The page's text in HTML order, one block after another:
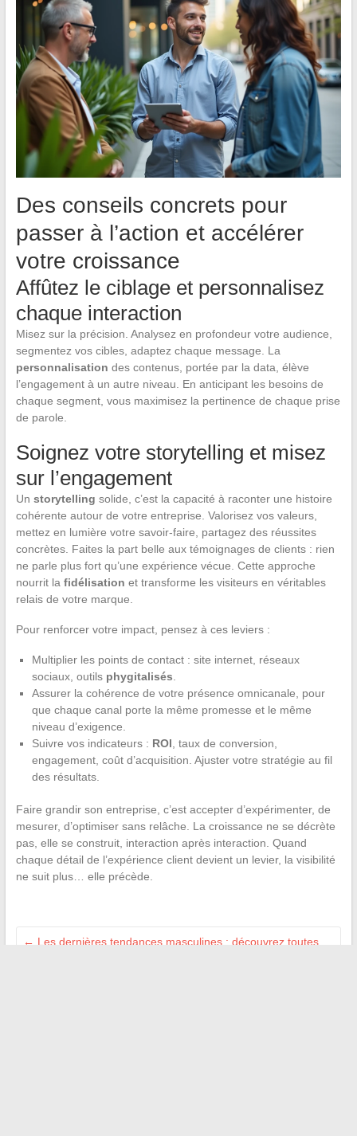
Des conseils concrets pour
passer à l’action et accélérer
votre croissance
Affûtez le ciblage et personnalisez
chaque interaction
Misez sur la précision. Analysez en profondeur votre audience,
segmentez vos cibles, adaptez chaque message. La
personnalisation des contenus, portée par la data, élève
l’engagement à un autre niveau. En anticipant les besoins de
chaque segment, vous maximisez la pertinence de chaque prise
de parole.
Soignez votre storytelling et misez
sur l’engagement
Un storytelling solide, c’est la capacité à raconter une histoire
cohérente autour de votre entreprise. Valorisez vos valeurs,
mettez en lumière votre savoir-faire, partagez des réussites
concrètes. Faites la part belle aux témoignages de clients : rien
ne parle plus fort qu’une expérience vécue. Cette approche
nourrit la fidélisation et transforme les visiteurs en véritables
relais de votre marque.
Pour renforcer votre impact, pensez à ces leviers :
Multiplier les points de contact : site internet, réseaux
sociaux, outils phygitalisés
Assurer la cohérence de votre présence omnicanale, pour
que chaque canal porte la même promesse et le même
niveau d’exigence.
Suivre vos indicateurs : ROI , taux de conversion,
engagement, coût d’acquisition. Ajuster votre stratégie au fil
des résultats.
Faire grandir son entreprise, c’est accepter d’expérimenter, de
mesurer, d’optimiser sans relâche. La croissance ne se décrète
pas, elle se construit, interaction après interaction. Quand
chaque détail de l’expérience client devient un levier, la visibilité
ne suit plus… elle précède.
← Les dernières tendances masculines : découvrez toutes